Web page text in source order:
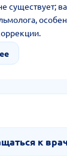
существует;
к